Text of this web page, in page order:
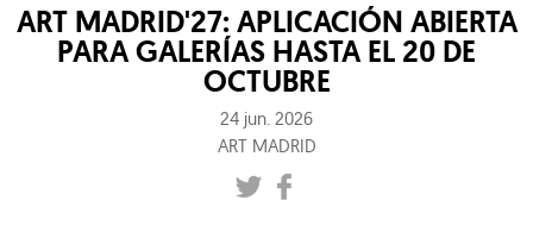
ART MADRID'27: APLICACIÓN ABIERTA
PARA GALERÍAS HASTA EL 20 DE
OCTUBRE
24 jun. 2026
ART MADRID